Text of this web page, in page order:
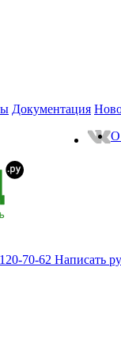
Документация
О
70-62 Написать